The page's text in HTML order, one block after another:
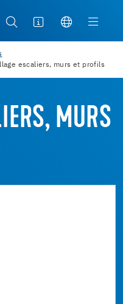
escaliers, murs et profils
MURS